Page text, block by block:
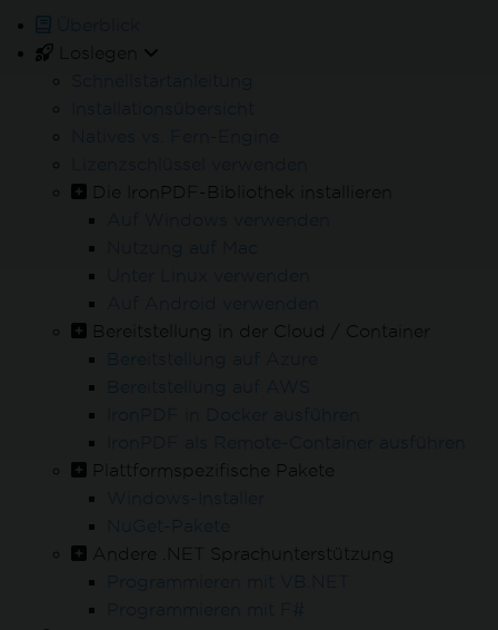
Loslegen
Schnellstartanleitung
Installationsübersicht
Natives vs. Fern-Engine
Die IronPDF-Bibliothek installieren
Nutzung auf Mac
Unter Linux verwenden
Auf Android verwenden
Bereitstellung in der Cloud / Container
Bereitstellung auf Azure
Bereitstellung auf AWS
IronPDF in Docker ausführen
IronPDF als Remote-Container ausführen
Plattformspezifische Pakete
Windows-Installer
NuGet-Pakete
Andere .NET Sprachunterstützung
Programmieren mit VB.NET
Programmieren mit F#
Voll funktionsfähiges
In wenigen Minuten einsatzbereit.
24/5 technischer
Support
Voller Zugriff auf unser Support-
Engineering-Team während Ihrer
Produktprobe
Brauchen Sie Hilfe?
hilft Ihnen gerne weiter.